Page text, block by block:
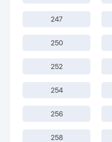
247
250
252
254
256
258